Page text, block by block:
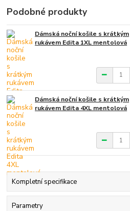
Podobné produkty
Dámská noční košile s krátkým
rukávem Edita 1XL mentolová
Dámská noční košile s krátkým
rukávem Edita 4XL mentolová
Kompletní specifikace
Parametry